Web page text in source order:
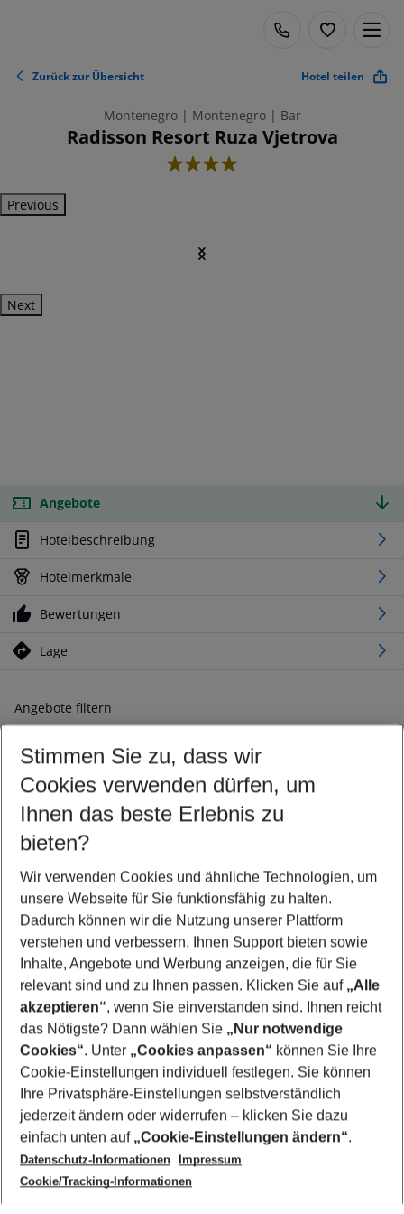
Zurück zur Übersicht Hotel teilen
Montenegro | Montenegro | Bar
Radisson Resort Ruza Vjetrova
4
Previous
Next
Angebote
Hotelbeschreibung
Hotelmerkmale
Bewertungen
Lage
Angebote filtern
Ändern Sie Ihre Kriterien nach Ihren Wünschen
Abflughafen wählen
Beliebiger Abflughafen
Reisezeitraum wählen
10.08.26– 08.08.27 5-8 Nächte
2 Erwachsene Keine Kinder
Mehr Filter anzeigen
Footer
Footer navigation
Über uns
AGB
Cookie-Einstellungen ändern
Cookie-Richtlinie
Datenschutz
Service & Hilfe
Barrierefreies Reisen
Check-in
Folgen Sie uns
Stimmen Sie zu, dass wir
Cookies verwenden dürfen, um
Ihnen das beste Erlebnis zu
bieten?
Wir verwenden Cookies und ähnliche Technologien, um
unsere Webseite für Sie funktionsfähig zu halten.
Dadurch können wir die Nutzung unserer Plattform
verstehen und verbessern, Ihnen Support bieten sowie
Inhalte, Angebote und Werbung anzeigen, die für Sie
relevant sind und zu Ihnen passen. Klicken Sie auf „Alle
akzeptieren“, wenn Sie einverstanden sind. Ihnen reicht
das Nötigste? Dann wählen Sie „Nur notwendige
Cookies“. Unter „Cookies anpassen“ können Sie Ihre
Cookie-Einstellungen individuell festlegen. Sie können
Ihre Privatsphäre-Einstellungen selbstverständlich
jederzeit ändern oder widerrufen – klicken Sie dazu
einfach unten auf „Cookie-Einstellungen ändern“.
Datenschutz-Informationen
Impressum
Cookie/Tracking-Informationen